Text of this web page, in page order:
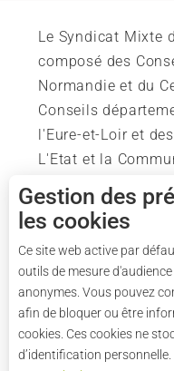
Le Syndicat Mixte
composé des
Normandie et du
Conseils
l'Eure-et-Loir et
L'Etat et la
soutiennent
Gestion des
les cookies
Ce site web active par
outils de mesure
anonymes. Vous pouvez
afin de bloquer ou être
cookies. Ces cookies ne
d’identification personnelle.